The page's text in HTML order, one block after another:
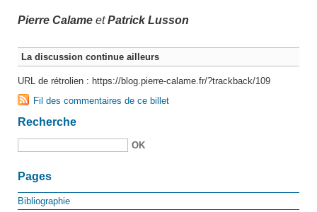
Pierre Calame etPatrick Lusson
La discussion continue ailleurs
URL de rétrolien : https://blog.pierre-calame.fr/?trackback/109
Fil des commentaires de ce billet
Recherche
Pages
Bibliographie